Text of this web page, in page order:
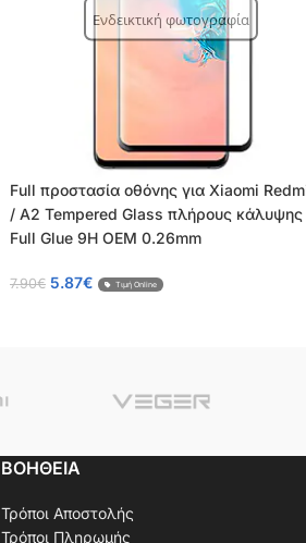
Ενδεικτική φωτογραφία
Full προστασία οθόνης για Xiaomi
/ A2 Tempered Glass πλήρους κάλυψης
Full Glue 9H OEM 0.26mm
7.90€ 5.87€ Τιμή Online
ΒΟΗΘΕΙΑ
Τρόποι Αποστολής
Τρόποι Πληρωμής